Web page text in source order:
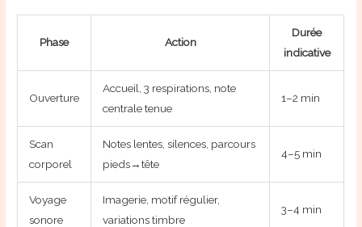
Phase Action
Durée
indicative
Ouverture
Accueil, 3 respirations, note
centrale tenue
1–2 min
Scan
corporel
Notes lentes, silences, parcours
pieds→tête
4–5 min
Voyage
sonore
Imagerie, motif régulier,
variations timbre
3–4 min